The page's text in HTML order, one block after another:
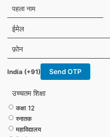
प
ह
ला
ना
ई
मे
ल
फ़ो
न
India (+91) Send OTP
उच्चतम शिक्षा
कक्षा 12
स्नातक
महाविद्यालय